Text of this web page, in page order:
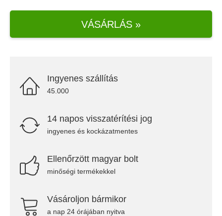
VÁSÁRLÁS »
Ingyenes szállítás
45.000
14 napos visszatérítési jog
ingyenes és kockázatmentes
Ellenőrzött magyar bolt
minőségi termékekkel
Vásároljon bármikor
a nap 24 órájában nyitva